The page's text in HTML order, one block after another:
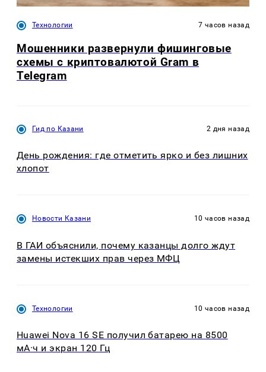
Технологии 7 часов назад
Мошенники развернули фишинговые
схемы с криптовалютой Gram в
Telegram
Гид по Казани 2 дня назад
День рождения: где отметить ярко и без лишних
хлопот
Новости Казани 10 часов назад
В ГАИ объяснили, почему казанцы долго ждут
замены истекших прав через МФЦ
Технологии 10 часов назад
Huawei Nova 16 SE получил батарею на 8500
мА·ч и экран 120 Гц